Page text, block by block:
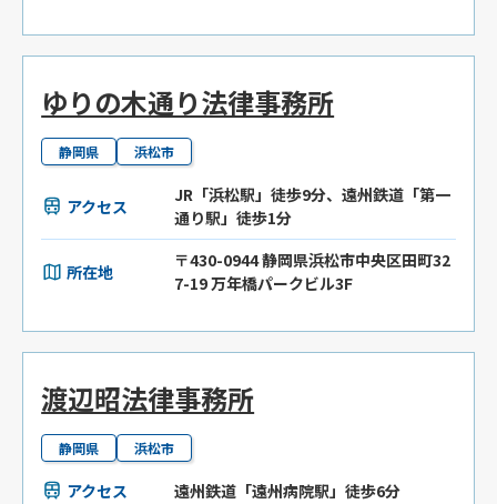
ゆりの木通り法律事務所
静岡県 浜松市
アクセス
JR「浜松駅」徒歩9分、遠州鉄道「第一
通り駅」徒歩1分
所在地
〒430-0944 静岡県浜松市中央区田町32
7-19 万年橋パークビル3F
渡辺昭法律事務所
静岡県 浜松市
アクセス 遠州鉄道「遠州病院駅」徒歩6分